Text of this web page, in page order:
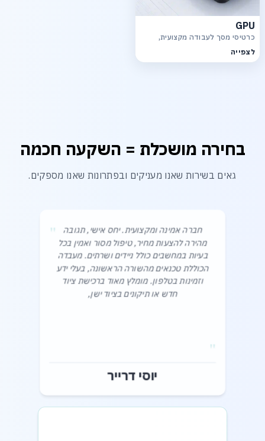
GPU
כרטיסי מסך לעבודה מקצועית,
לצפייה
בחירה מושכלת = השקעה חכמה
גאים בשירות שאנו מעניקים ובפתרונות שאנו מספקים.
"
חברה אמינה ומקצועית. יחס אישי, תגובה
מהירה להצעות מחיר, טיפול מסור ואמין בכל
בעיות במחשבים כולל ניידים ושרתים. מעבדה
הכוללת טכנאים מהשורה הראשונה, בעלי ידע
וזמינות בטלפון. מומלץ מאוד ברכישת ציוד
חדש או תיקונים בציוד ישן,‎
"
יוסי דרייר